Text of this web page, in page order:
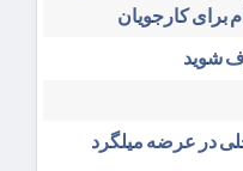
برای کارجویان
شوید
در عرضه میلگرد